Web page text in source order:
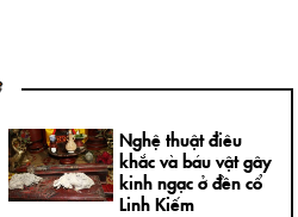
tượng khá thông dụng
Nghệ thuật điêu
khắc và báu vật gây
kinh ngạc ở đền cổ
Linh Kiếm